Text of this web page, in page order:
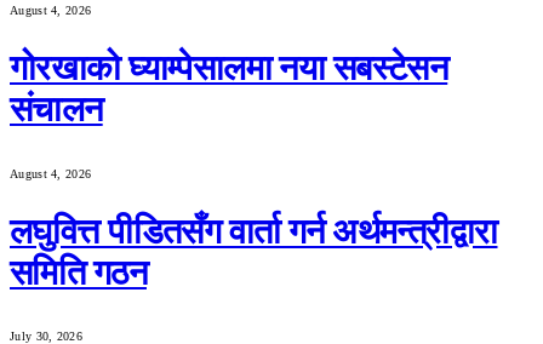
August 4, 2026
गोरखाको घ्याम्पेसालमा नया सबस्टेसन
संचालन
August 4, 2026
लघुवित्त पीडितसँग वार्ता गर्न अर्थमन्त्रीद्वारा
समिति गठन
July 30, 2026